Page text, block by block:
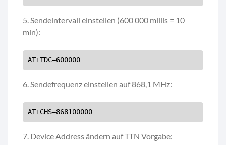
5. Sendeintervall einstellen (600 000 millis = 10
min):
AT+TDC=600000
6. Sendefrequenz einstellen auf 868,1 MHz:
AT+CHS=868100000
7. Device Address ändern auf TTN Vorgabe: